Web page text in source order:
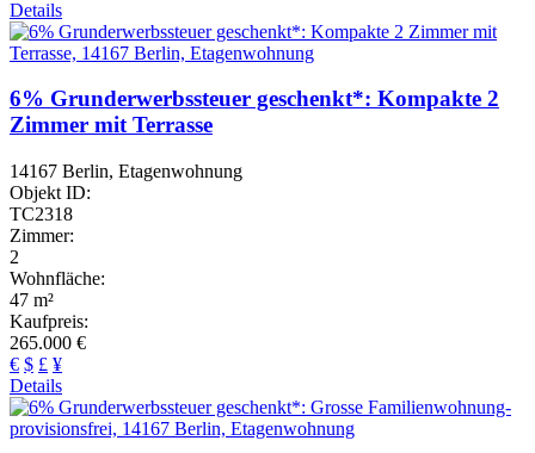
Details
6% Grunderwerbssteuer geschenkt*: Kompakte 2
Zimmer mit Terrasse
14167 Berlin, Etagenwohnung
Objekt ID:
TC2318
Zimmer:
2
Wohnfläche:
47 m²
Kaufpreis:
265.000 €
€ $ £ ¥
Details